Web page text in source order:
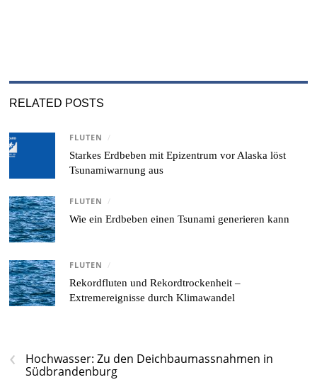
RELATED POSTS
FLUTEN /
Starkes Erdbeben mit Epizentrum vor Alaska löst
Tsunamiwarnung aus
FLUTEN /
Wie ein Erdbeben einen Tsunami generieren kann
FLUTEN /
Rekordfluten und Rekordtrockenheit –
Extremereignisse durch Klimawandel
‹
Hochwasser: Zu den Deichbaumassnahmen in
Südbrandenburg